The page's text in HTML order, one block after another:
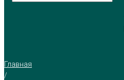
Главная
/